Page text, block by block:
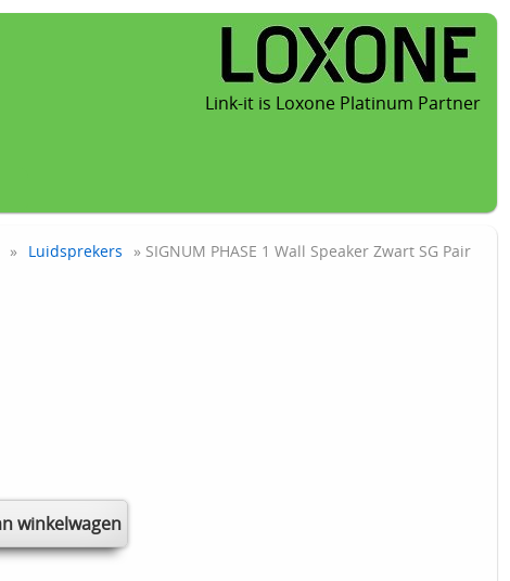
Link-it is Loxone Platinum Partner
» Luidsprekers » SIGNUM PHASE 1 Wall Speaker Zwart SG Pair